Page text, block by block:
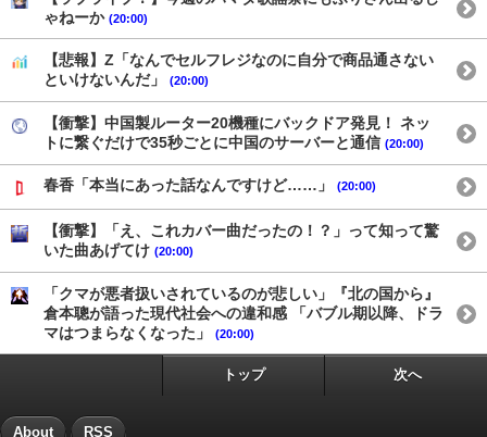
ゃねーか (20:00)
【悲報】Z「なんでセルフレジなのに自分で商品通さない
といけないんだ」
(20:00)
【衝撃】中国製ルーター20機種にバックドア発見！ ネッ
トに繋ぐだけで35秒ごとに中国のサーバーと通信 (20:00)
春香「本当にあった話なんですけど……」 (20:00)
【衝撃】「え、これカバー曲だったの！？」って知って驚
いた曲あげてけ (20:00)
「クマが悪者扱いされているのが悲しい」『北の国から』
倉本聰が語った現代社会への違和感 「バブル期以降、ドラ
マはつまらなくなった」
(20:00)
トップ 次へ
About RSS